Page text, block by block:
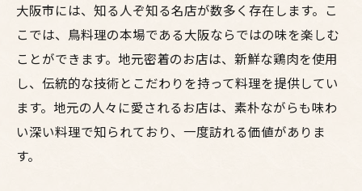
大阪市には、知る人ぞ知る名店が数多く存在します。こ
こでは、鳥料理の本場である大阪ならではの味を楽しむ
ことができます。地元密着のお店は、新鮮な鶏肉を使用
し、伝統的な技術とこだわりを持って料理を提供してい
ます。地元の人々に愛されるお店は、素朴ながらも味わ
い深い料理で知られており、一度訪れる価値がありま
す。